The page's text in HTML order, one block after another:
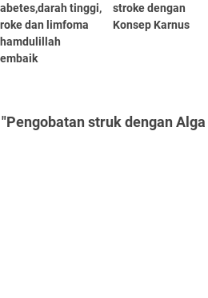
tinggi,
dan limfoma
stroke dengan
Konsep Karnus
struk dengan